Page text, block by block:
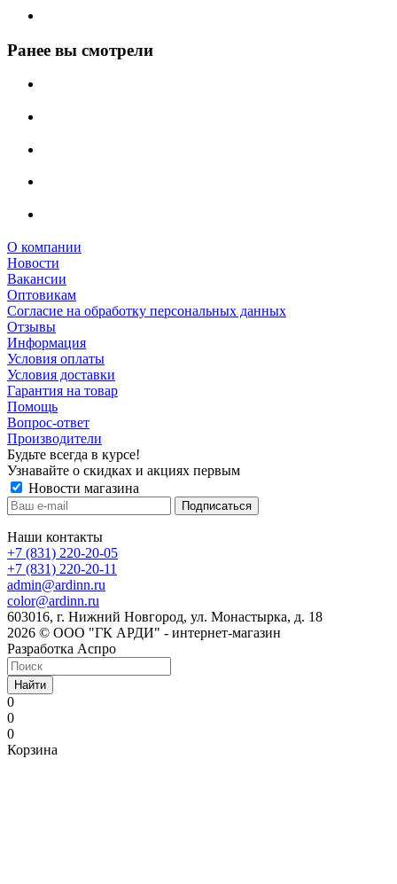
Ранее вы смотрели
О компании
Новости
Вакансии
Оптовикам
Cогласие на обработку персональных данных
Отзывы
Информация
Условия оплаты
Условия доставки
Гарантия на товар
Помощь
Вопрос-ответ
Производители
Будьте всегда в курсе!
Узнавайте о скидках и акциях первым
Новости магазина
Наши контакты
+7 (831) 220-20-05
+7 (831) 220-20-11
admin@ardinn.ru
color@ardinn.ru
603016, г. Нижний Новгород, ул. Монастырка, д. 18
2026 © ООО "ГК АРДИ" - интернет-магазин
Разработка Аспро
Найти
0
0
0
Корзина